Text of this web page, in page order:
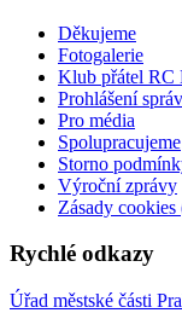
Děkujeme
Fotogalerie
Klub přátel
Prohlášení
Pro média
Spolupracujeme
Storno
Výroční zprávy
Zásady
Rychlé odkazy
Úřad městské části